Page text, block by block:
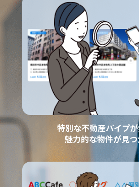
特別な不動産パイプ
魅力的な物件が見